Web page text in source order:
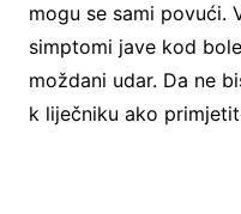
mogu se sami povući.
simptomi jave kod
moždani udar. Da ne
k liječniku ako